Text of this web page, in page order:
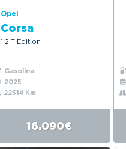
Opel
Corsa
1.2 T Edition
Gasolina
2025
22514 Km
16.090€